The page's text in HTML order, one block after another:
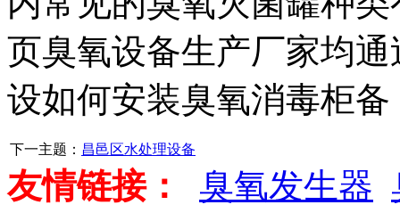
页臭氧设备生产厂家均
设如何安装臭氧消毒柜备
下一主题： 昌邑区水处理设备
友情链接： 臭氧发生器